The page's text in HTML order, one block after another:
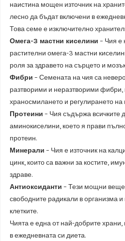
наистина мощен източник на
лесно да бъдат включени в
Това семе е изключително
Омега-3 мастни киселини – Чия е
растителни омега-3 мастни
роля за здравето на сърцето и
Фибри – Семената на чия са
разтворими и неразтворими фибри,
храносмилането и регулирането на
Протеини – Чия съдържа всичките
аминокиселини, което я прави
протеин.
Минерали – Чия е източник на
цинк, които са важни за костите,
здраве.
Антиоксиданти – Тези мощни
свободните радикали в организма
клетките.
Чията е една от най-добрите
в ежедневната си диета.